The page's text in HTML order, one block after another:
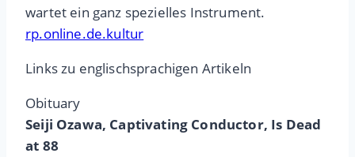
wartet ein ganz spezielles Instrument.
rp.online.de.kultur
Links zu englischsprachigen Artikeln
Obituary
Seiji Ozawa, Captivating Conductor, Is Dead
at 88